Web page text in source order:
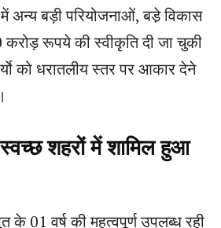
अन्य बड़ी परियोजनाओं, बडे़ विकास
करोड़ रूपये की स्वीकृति दी जा चुकी
को धरातलीय स्तर पर आकार देने
शहरों में शामिल हुआ
के 01 वर्ष की महत्वपूर्ण उपलब्ध रही